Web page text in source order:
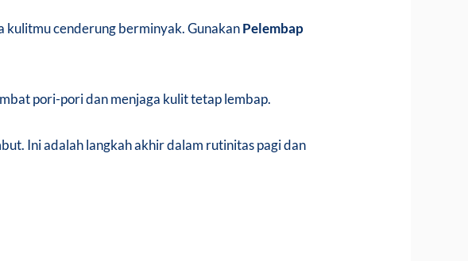
kulitmu cenderung berminyak. GunakanPelembap
pori-pori dan menjaga kulit tetap lembap.
Ini adalah langkah akhir dalam rutinitas pagi dan